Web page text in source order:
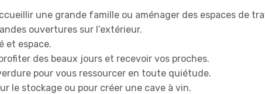
une grande famille ou aménager des espaces de
ouvertures sur l’extérieur.
et espace.
des beaux jours et recevoir vos proches.
pour vous ressourcer en toute quiétude.
le stockage ou pour créer une cave à vin.